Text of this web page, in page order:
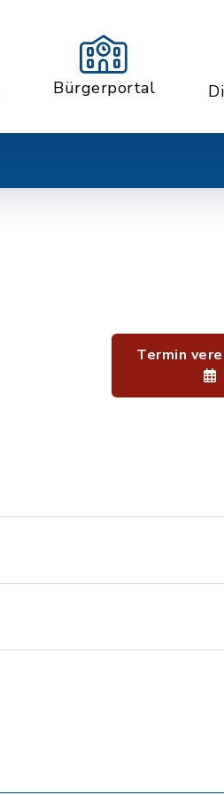
Bürgerportal
Termin